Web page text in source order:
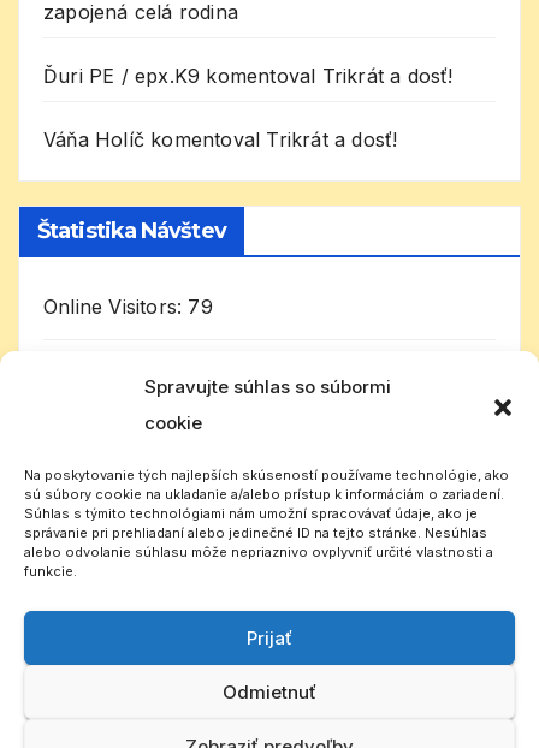
Spravujte súhlas so súbormi
cookie
Na poskytovanie tých najlepších skúseností používame technológie, ako
sú súbory cookie na ukladanie a/alebo prístup k informáciám o zariadení.
Súhlas s týmito technológiami nám umožní spracovávať údaje, ako je
správanie pri prehliadaní alebo jedinečné ID na tejto stránke. Nesúhlas
alebo odvolanie súhlasu môže nepriaznivo ovplyvniť určité vlastnosti a
funkcie.
Prijať
Odmietnuť
zapojená celá rodina
Ďuri PE / epx.K9 komentoval Trikrát a dosť!
Váňa Holíč komentoval Trikrát a dosť!
Štatistika Návštev
Online Visitors: 79
Today's Visitors:4 116
Slovenský CB rádioklub